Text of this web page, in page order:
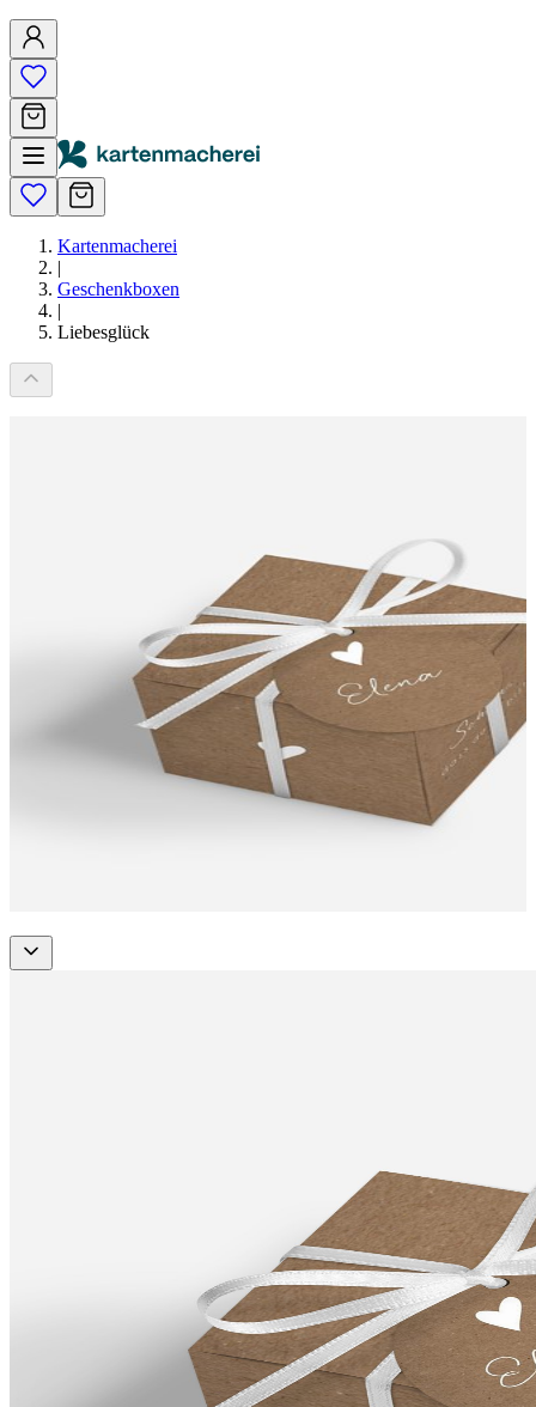
Kartenmacherei
|
Geschenkboxen
|
Liebesglück